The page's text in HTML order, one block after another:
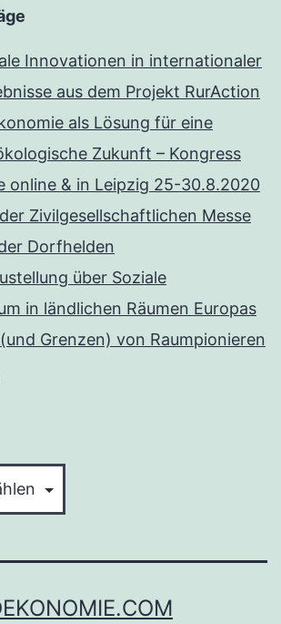
Innovationen in internationaler
aus dem Projekt RurAction
als Lösung für eine
Zukunft – Kongress
online & in Leipzig 25-30.8.2020
Zivilgesellschaftlichen Messe
Dorfhelden
über Soziale
in ländlichen Räumen Europas
Grenzen) von Raumpionieren